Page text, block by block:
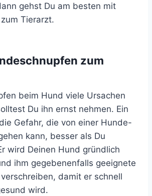
gehst Du am besten mit
Tierarzt.
zum
beim Hund viele Ursachen
Du ihn ernst nehmen. Ein
Gefahr, die von einer Hunde-
kann, besser als Du
wird Deinen Hund gründlich
ihm gegebenenfalls geeignete
damit er schnell
wird.